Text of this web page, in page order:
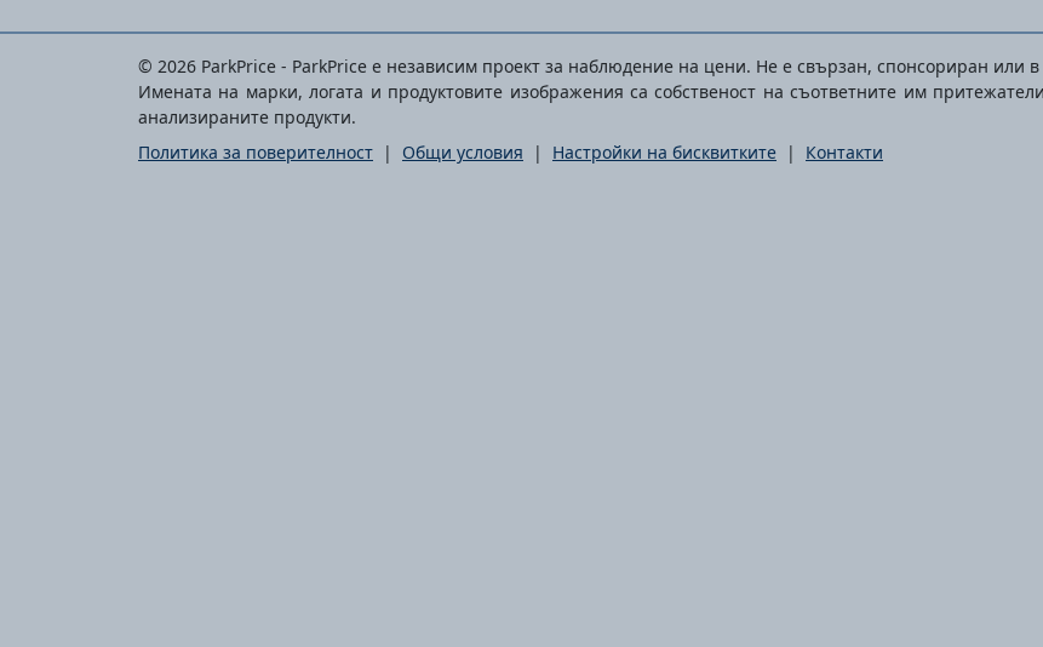
© 2026 ParkPrice - ParkPrice е независим проект за наблюдение на цени. Не е свързан, спонсориран или
Имената на марки, логата и продуктовите изображения са собственост на съответните им
анализираните продукти.
Политика за поверителност | Общи условия | Настройки на бисквитките | Контакти